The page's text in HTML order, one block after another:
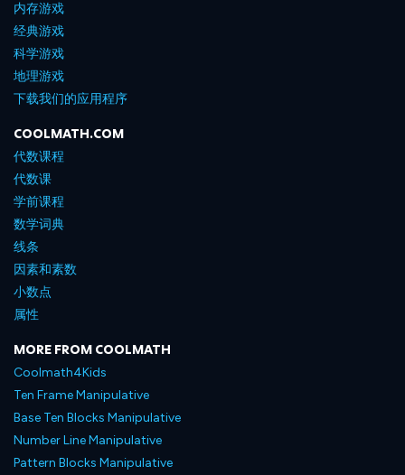
内存游戏
经典游戏
科学游戏
地理游戏
下载我们的应用程序
COOLMATH.COM
代数课程
代数课
学前课程
数学词典
线条
因素和素数
小数点
属性
MORE FROM COOLMATH
Coolmath4Kids
Ten Frame Manipulative
Base Ten Blocks Manipulative
Number Line Manipulative
Pattern Blocks Manipulative